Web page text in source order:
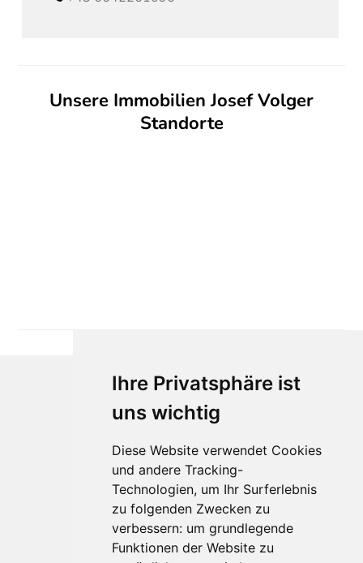
Ihre Privatsphäre ist
uns wichtig
Diese Website verwendet Cookies
und andere Tracking-
Technologien, um Ihr Surferlebnis
zu folgenden Zwecken zu
verbessern: um grundlegende
Funktionen der Website zu
Unsere Immobilien Josef Volger
Standorte
Für Makler:innen
Über Uns